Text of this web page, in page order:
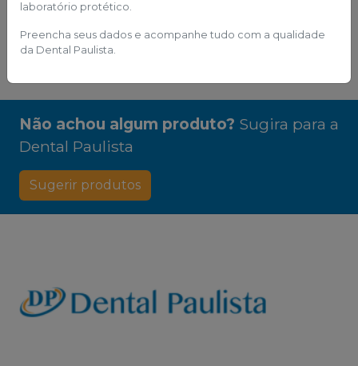
Comprar via
WhatsApp
Não achou algum produto? Sugira para a
Dental Paulista
Sugerir produtos
laboratório protético.
Preencha seus dados e acompanhe tudo com a qualidade
da Dental Paulista.